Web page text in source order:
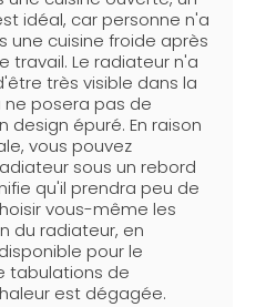
idéal, car personne n'a
une cuisine froide après
travail. Le radiateur n'a
très visible dans la
ne posera pas de
épuré. En raison
vous pouvez
sous un rebord
qu'il prendra peu de
vous-même les
du radiateur, en
pour le
tabulations de
est dégagée.